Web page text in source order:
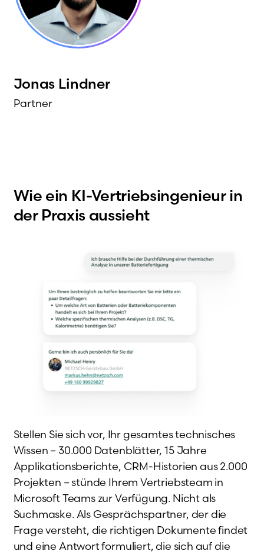
Jonas Lindner
Partner
Wie ein KI-Vertriebsingenieur in
der Praxis aussieht
Stellen Sie sich vor, Ihr gesamtes technisches
Wissen – 30.000 Datenblätter, 15 Jahre
Applikationsberichte, CRM-Historien aus 2.000
Projekten – stünde Ihrem Vertriebsteam in
Microsoft Teams zur Verfügung. Nicht als
Suchmaske. Als Gesprächspartner, der die
Frage versteht, die richtigen Dokumente findet
und eine Antwort formuliert, die sich auf die